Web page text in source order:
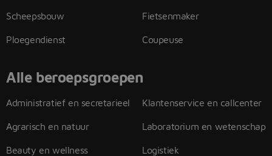
Scheepsbouw
Ploegendienst
Fietsenmaker
Coupeuse
Alle beroepsgroepen
Administratief en secretarieel
Agrarisch en natuur
Beauty en wellness
Klantenservice en callcenter
Laboratorium en wetenschap
Logistiek